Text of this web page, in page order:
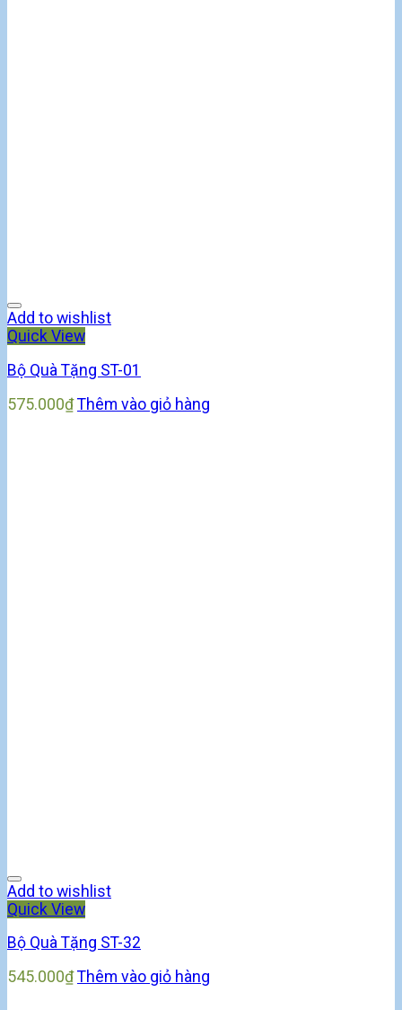
Add to wishlist
Quick View
Bộ Quà Tặng ST-01
575.000₫ Thêm vào giỏ hàng
Add to wishlist
Quick View
Bộ Quà Tặng ST-32
545.000₫ Thêm vào giỏ hàng